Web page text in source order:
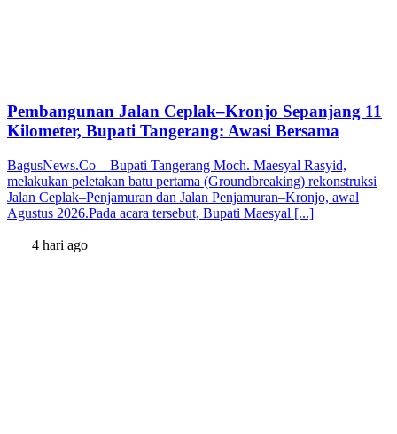
Pembangunan Jalan Ceplak–Kronjo Sepanjang 11
Kilometer, Bupati Tangerang: Awasi Bersama
BagusNews.Co – Bupati Tangerang Moch. Maesyal Rasyid,
melakukan peletakan batu pertama (Groundbreaking) rekonstruksi
Jalan Ceplak–Penjamuran dan Jalan Penjamuran–Kronjo, awal
Agustus 2026.Pada acara tersebut, Bupati Maesyal [...]
4 hari ago